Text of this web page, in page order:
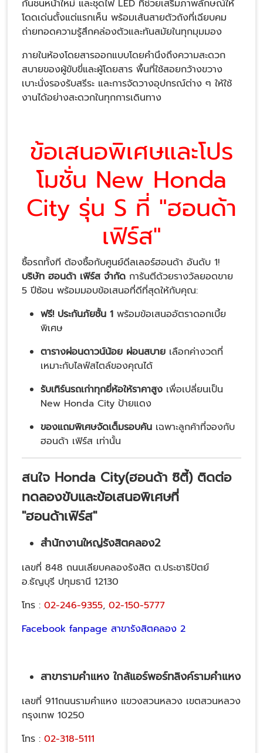
กันชนหน้าใหม่ และชุดไฟ LED ที่ช่วยเสริมภาพลักษณ์ให้
โดดเด่นตั้งแต่แรกเห็น พร้อมเส้นสายตัวถังที่เฉียบคม
ถ่ายทอดความรู้สึกคล่องตัวและทันสมัยในทุกมุมมอง
ภายในห้องโดยสารออกแบบโดยคำนึงถึงความสะดวก
สบายของผู้ขับขี่และผู้โดยสาร พื้นที่ใช้สอยกว้างขวาง
เบาะนั่งรองรับสรีระ และการจัดวางอุปกรณ์ต่าง ๆ ให้ใช้
งานได้อย่างสะดวกในทุกการเดินทาง
ข้อเสนอพิเศษและโปร
โมชั่น New Honda
City รุ่น S ที่ "ฮอนด้า
เฟิร์ส"
ซื้อรถทั้งที ต้องซื้อกับศูนย์ดีลเลอร์ฮอนด้า อันดับ 1!
บริษัท ฮอนด้า เฟิร์ส จำกัด การันตีด้วยรางวัลยอดขาย
5 ปีซ้อน พร้อมมอบข้อเสนอที่ดีที่สุดให้กับคุณ:
ฟรี! ประกันภัยชั้น 1 พร้อมข้อเสนออัตราดอกเบี้ย
พิเศษ
ตารางผ่อนดาวน์น้อย ผ่อนสบาย เลือกค่างวดที่
เหมาะกับไลฟ์สไตล์ของคุณได้
รับเทิร์นรถเก่าทุกยี่ห้อให้ราคาสูง เพื่อเปลี่ยนเป็น
New Honda City ป้ายแดง
ของแถมพิเศษจัดเต็มรอบคัน เฉพาะลูกค้าที่จองกับ
ฮอนด้า เฟิร์ส เท่านั้น
สนใจ Honda City(ฮอนด้า ซิตี้)ติดต่อ
ทดลองขับและข้อเสนอพิเศษที่
"ฮอนด้าเฟิร์ส"
สำนักงานใหญ่รังสิตคลอง2
เลขที่ 848 ถนนเลียบคลองรังสิต ต.ประชาธิปัตย์
อ.ธัญบุรี ปทุมธานี 12130
โทร : 02-246-9355, 02-150-5777
Facebook fanpage สาขารังสิตคลอง 2
สาขารามคำแหง ใกล้แอร์พอร์ทลิงค์รามคำแหง
เลขที่ 911ถนนรามคำแหง แขวงสวนหลวง เขตสวนหลวง
กรุงเทพ 10250
โทร : 02-318-5111